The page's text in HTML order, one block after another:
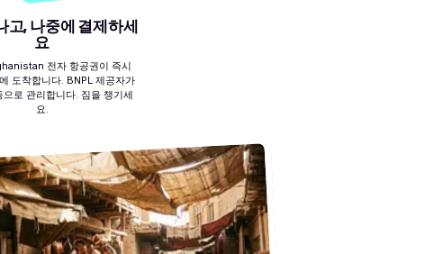
고, 나중에 결제하세
요
전자 항공권이 즉시
도착합니다. BNPL 제공자가
으로 관리합니다. 짐을 챙기세
요.